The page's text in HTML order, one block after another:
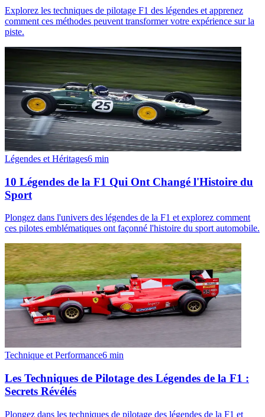
Explorez les techniques de pilotage F1 des légendes et apprenez
comment ces méthodes peuvent transformer votre expérience sur la
piste.
Légendes et Héritages6 min
10 Légendes de la F1 Qui Ont Changé l'Histoire du
Sport
Plongez dans l'univers des légendes de la F1 et explorez comment
ces pilotes emblématiques ont façonné l'histoire du sport automobile.
Technique et Performance6 min
Les Techniques de Pilotage des Légendes de la F1 :
Secrets Révélés
Plongez dans les techniques de pilotage des légendes de la F1 et